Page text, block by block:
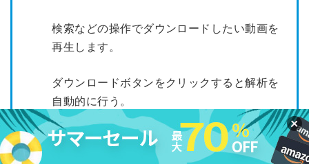
検索などの操作でダウンロードしたい動画を
再生します。
ダウンロードボタンをクリックすると解析を
自動的に行う。
間もなくダウンロード可能な動画が検出され